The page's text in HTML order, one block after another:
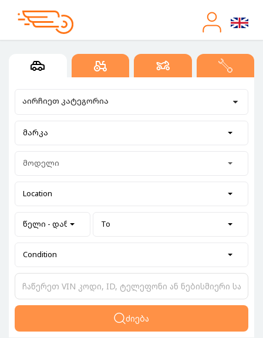
აირჩიეთ კატეგორია
მარკა
მოდელი
Location
წელი - დან To
Condition
ძიება